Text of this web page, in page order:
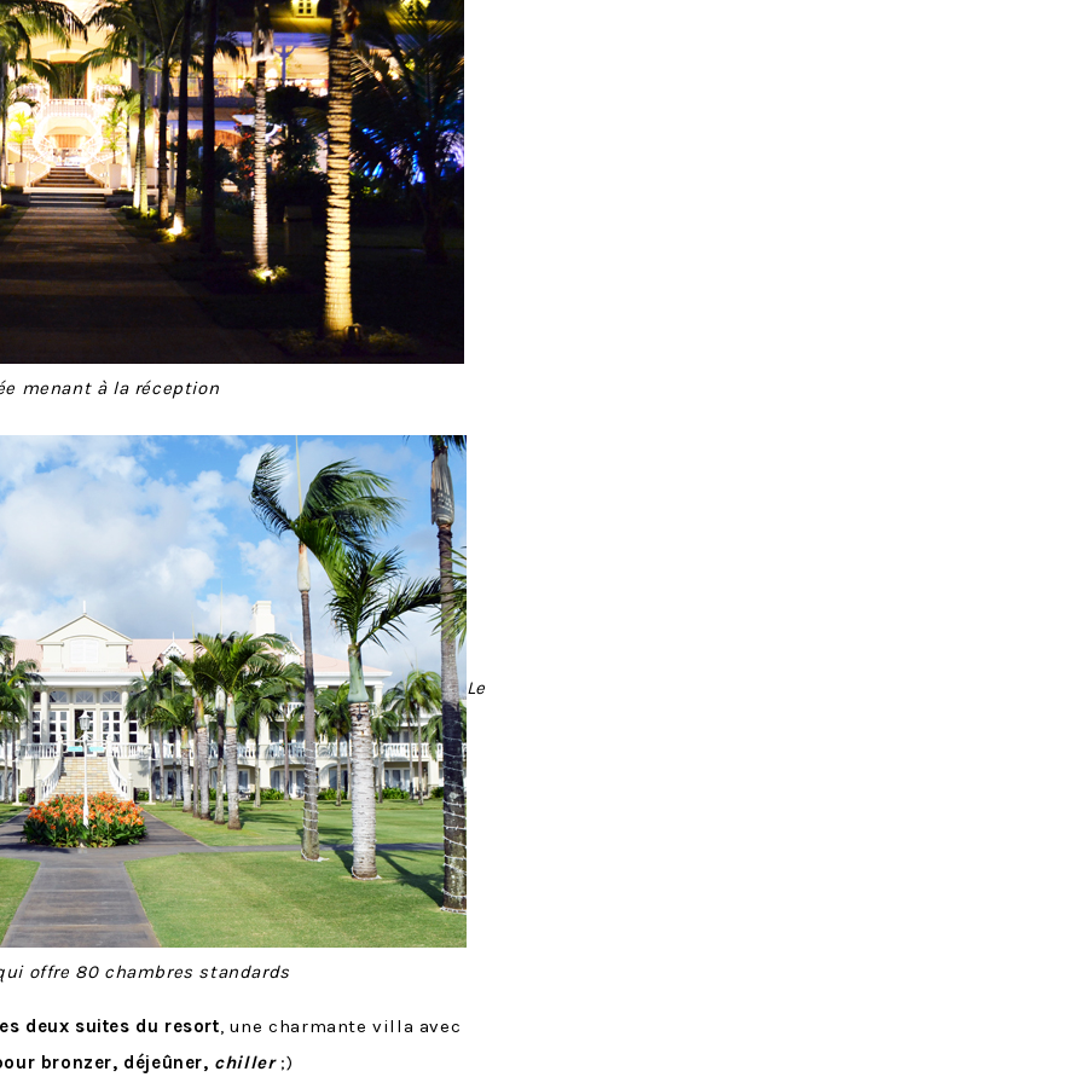
menant à la réception
Le
offre 80 chambres standards
deux suites du resort, une charmante villa avec
bronzer, déjeûner, chiller;)